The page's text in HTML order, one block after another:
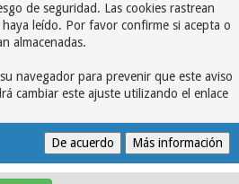
de seguridad. Las cookies rastrean
leído. Por favor confirme si acepta o
almacenadas.
navegador para prevenir que este aviso
cambiar este ajuste utilizando el enlace